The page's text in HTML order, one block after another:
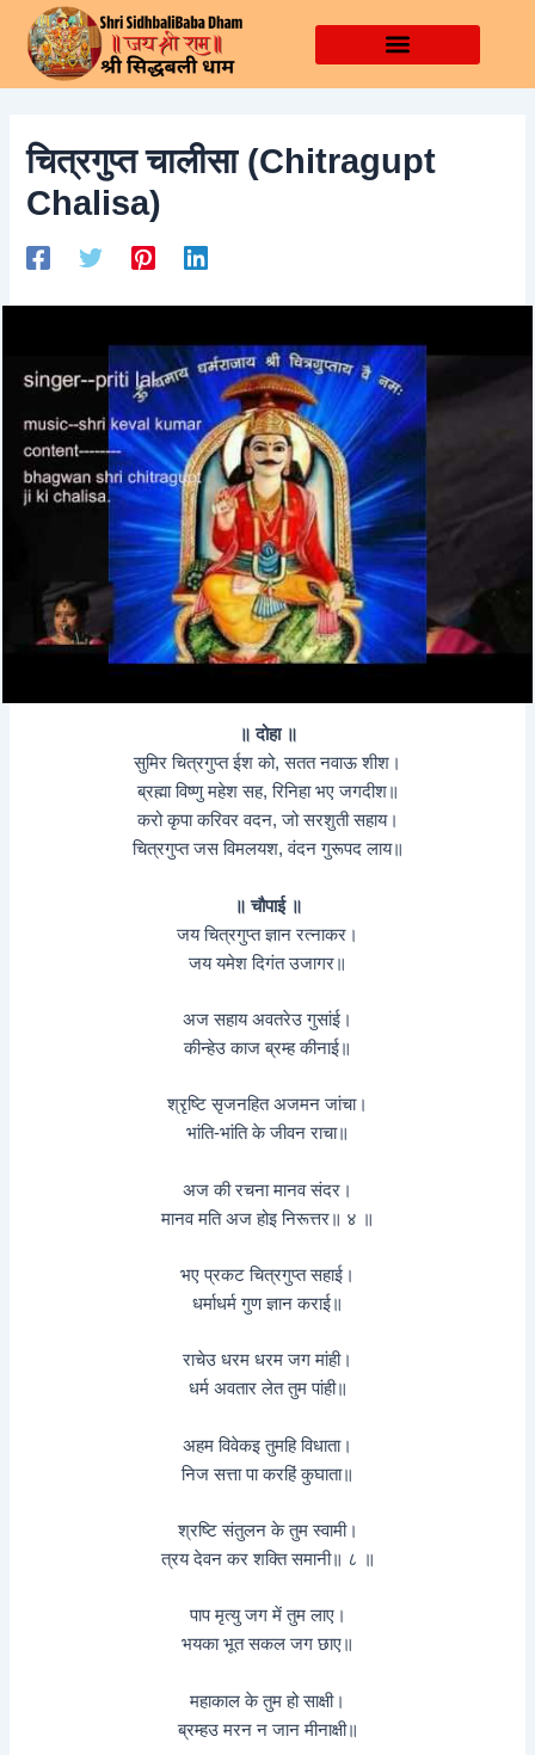
content
चित्रगुप्त चालीसा (Chitragupt
Chalisa)
॥ दोहा ॥
सुमिर चित्रगुप्त ईश को, सतत नवाऊ शीश।
ब्रह्मा विष्णु महेश सह, रिनिहा भए जगदीश॥
करो कृपा करिवर वदन, जो सरशुती सहाय।
चित्रगुप्त जस विमलयश, वंदन गुरूपद लाय॥
॥ चौपाई ॥
जय चित्रगुप्त ज्ञान रत्नाकर।
जय यमेश दिगंत उजागर॥
अज सहाय अवतरेउ गुसांई।
कीन्हेउ काज ब्रम्ह कीनाई॥
श्रृष्टि सृजनहित अजमन जांचा।
भांति-भांति के जीवन राचा॥
अज की रचना मानव संदर।
मानव मति अज होइ निरूत्तर॥ ४ ॥
भए प्रकट चित्रगुप्त सहाई।
धर्माधर्म गुण ज्ञान कराई॥
राचेउ धरम धरम जग मांही।
धर्म अवतार लेत तुम पांही॥
अहम विवेकइ तुमहि विधाता।
निज सत्ता पा करहिं कुघाता॥
श्रष्टि संतुलन के तुम स्वामी।
त्रय देवन कर शक्ति समानी॥ ८ ॥
पाप मृत्यु जग में तुम लाए।
भयका भूत सकल जग छाए॥
महाकाल के तुम हो साक्षी।
ब्रम्हउ मरन न जान मीनाक्षी॥
Post
navigation